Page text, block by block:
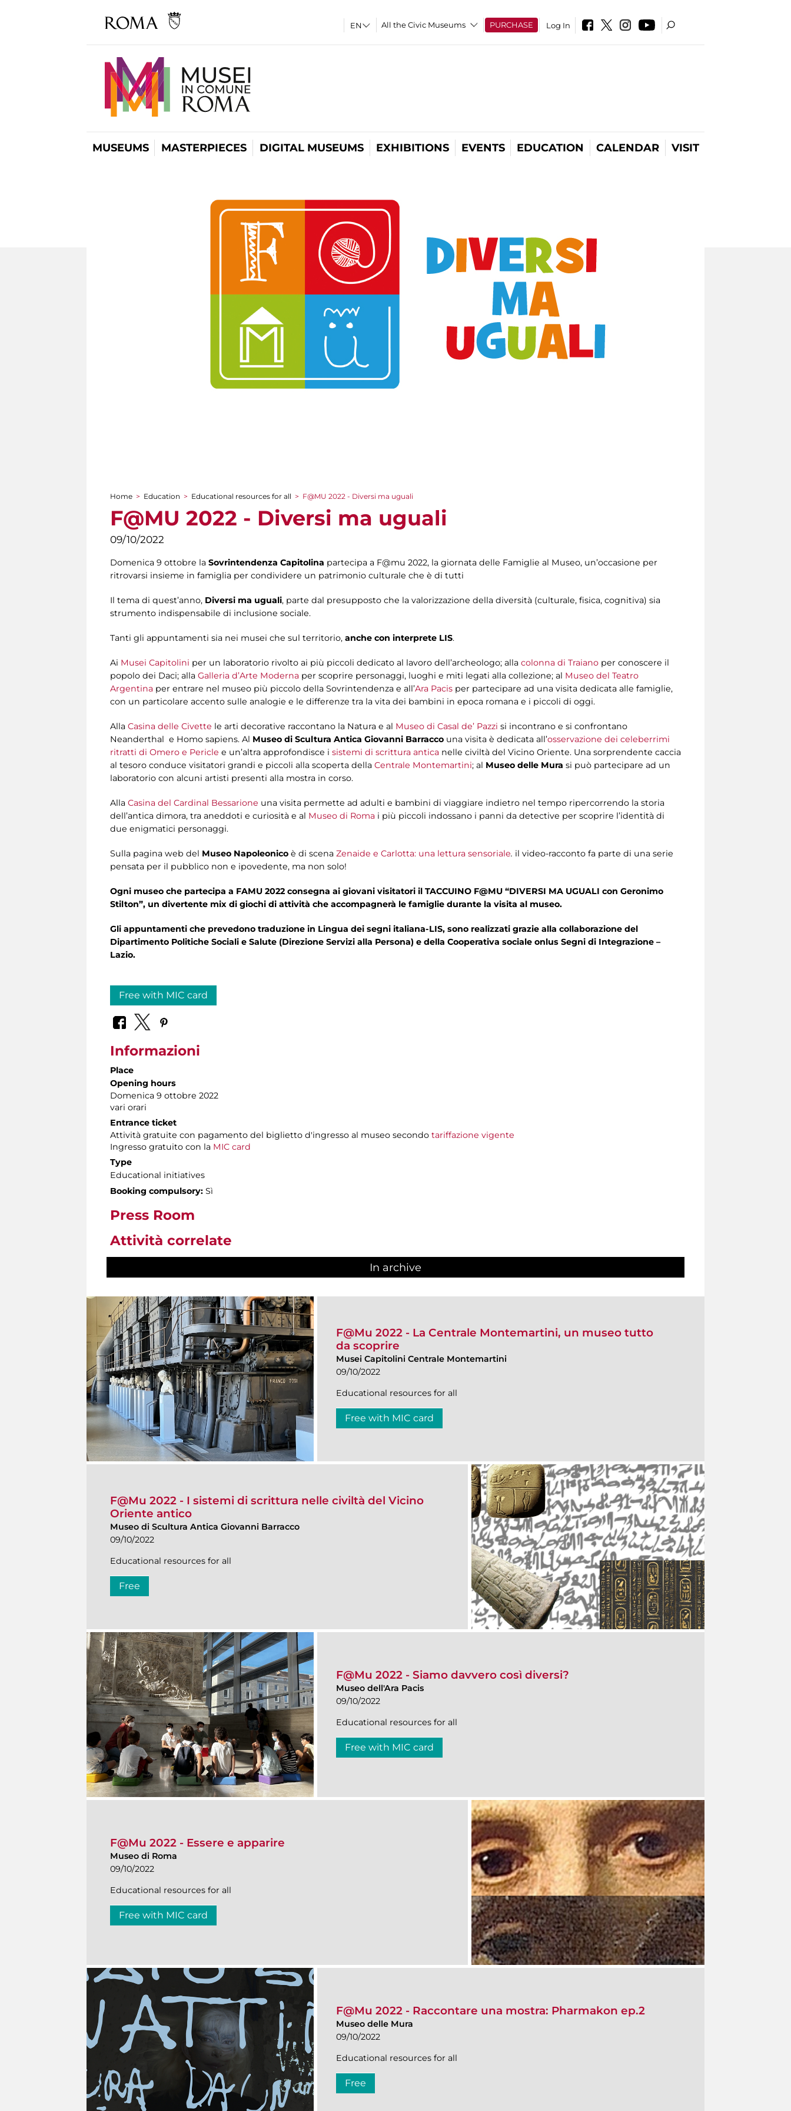
All the Civic Museums PURCHASE Log In
MUSEUMS MASTERPIECES DIGITAL MUSEUMS EXHIBITIONS EVENTS EDUCATION CALENDAR VISIT
You are here
Home > Education > Educational resources for all > F@MU 2022 - Diversi ma uguali
F@MU 2022 - Diversi ma uguali
09/10/2022
Domenica 9 ottobre la Sovrintendenza Capitolina partecipa a F@mu 2022, la giornata delle Famiglie al Museo, un’occasione per
ritrovarsi insieme in famiglia per condividere un patrimonio culturale che è di tutti
Il tema di quest’anno, Diversi ma uguali, parte dal presupposto che la valorizzazione della diversità (culturale, fisica, cognitiva) sia
strumento indispensabile di inclusione sociale.
Tanti gli appuntamenti sia nei musei che sul territorio, anche con interprete LIS.
Ai Musei Capitolini per un laboratorio rivolto ai più piccoli dedicato al lavoro dell’archeologo; alla colonna di Traiano per conoscere il
popolo dei Daci; alla Galleria d’Arte Moderna per scoprire personaggi, luoghi e miti legati alla collezione; al Museo del Teatro
Argentina per entrare nel museo più piccolo della Sovrintendenza e all’Ara Pacis per partecipare ad una visita dedicata alle famiglie,
con un particolare accento sulle analogie e le differenze tra la vita dei bambini in epoca romana e i piccoli di oggi.
Alla Casina delle Civette le arti decorative raccontano la Natura e al Museo di Casal de’ Pazzi si incontrano e si confrontano
Neanderthal e Homo sapiens. Al Museo di Scultura Antica Giovanni Barracco una visita è dedicata all’osservazione dei celeberrimi
ritratti di Omero e Pericle e un’altra approfondisce i sistemi di scrittura antica nelle civiltà del Vicino Oriente. Una sorprendente caccia
al tesoro conduce visitatori grandi e piccoli alla scoperta della Centrale Montemartini; al Museo delle Mura si può partecipare ad un
laboratorio con alcuni artisti presenti alla mostra in corso.
Alla Casina del Cardinal Bessarione una visita permette ad adulti e bambini di viaggiare indietro nel tempo ripercorrendo la storia
dell’antica dimora, tra aneddoti e curiosità e al Museo di Roma i più piccoli indossano i panni da detective per scoprire l’identità di
due enigmatici personaggi.
Sulla pagina web del Museo Napoleonico è di scena Zenaide e Carlotta: una lettura sensoriale. il video-racconto fa parte di una serie
pensata per il pubblico non e ipovedente, ma non solo!
Ogni museo che partecipa a FAMU 2022 consegna ai giovani visitatori il TACCUINO F@MU “DIVERSI MA UGUALI con Geronimo
Stilton”, un divertente mix di giochi di attività che accompagnerà le famiglie durante la visita al museo.
Gli appuntamenti che prevedono traduzione in Lingua dei segni italiana-LIS, sono realizzati grazie alla collaborazione del
Dipartimento Politiche Sociali e Salute (Direzione Servizi alla Persona) e della Cooperativa sociale onlus Segni di Integrazione –
Lazio.
Free with MIC card
Informazioni
Place
Opening hours
Domenica 9 ottobre 2022
vari orari
Entrance ticket
Attività gratuite con pagamento del biglietto d'ingresso al museo secondo tariffazione vigente
Ingresso gratuito con la MIC card
Type
Educational initiatives
Booking compulsory: Sì
Press Room
Attività correlate
In archive
F@Mu 2022 - La Centrale Montemartini, un museo tutto
da scoprire
Musei Capitolini Centrale Montemartini
09/10/2022
Educational resources for all
Free with MIC card
F@Mu 2022 - I sistemi di scrittura nelle civiltà del Vicino
Oriente antico
Museo di Scultura Antica Giovanni Barracco
09/10/2022
Educational resources for all
Free
F@Mu 2022 - Siamo davvero così diversi?
Museo dell'Ara Pacis
09/10/2022
Educational resources for all
Free with MIC card
F@Mu 2022 - Essere e apparire
Museo di Roma
09/10/2022
Educational resources for all
Free with MIC card
F@Mu 2022 - Raccontare una mostra: Pharmakon ep.2
Museo delle Mura
09/10/2022
Educational resources for all
Free